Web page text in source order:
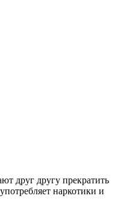
друг другу прекратить
наркотики и